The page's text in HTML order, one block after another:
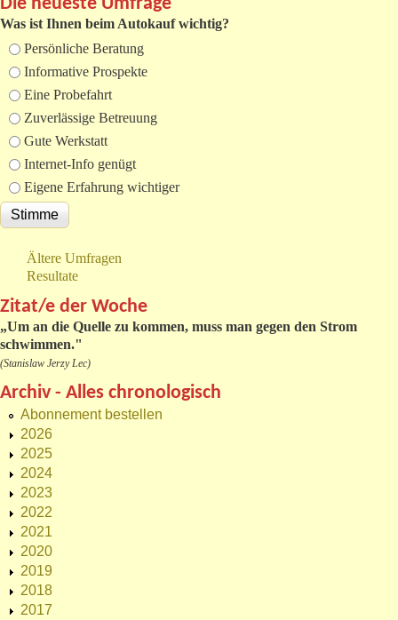
Was ist Ihnen beim Autokauf wichtig?
Auswahlmöglichkeiten
Persönliche Beratung
Informative Prospekte
Eine Probefahrt
Zuverlässige Betreuung
Gute Werkstatt
Internet-Info genügt
Eigene Erfahrung wichtiger
Ältere Umfragen
Resultate
Zitat/e der Woche
„Um an die Quelle zu kommen, muss man gegen den Strom
schwimmen."
(Stanislaw Jerzy Lec)
Archiv - Alles chronologisch
Abonnement bestellen
2026
2025
2024
2023
2022
2021
2020
2019
2018
2017